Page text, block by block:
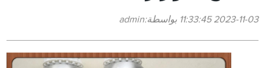
2023-11-03 11:33:45 بواسطة:admin